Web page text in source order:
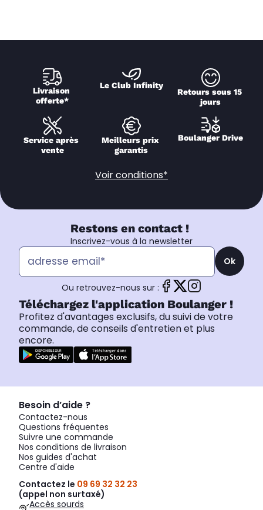
Livraison
offerte*
Le Club Infinity
Retours sous 15
jours
Service après
vente
Meilleurs prix
garantis
Boulanger Drive
Voir conditions*
Restons en contact !
Inscrivez-vous à la newsletter
Ok
Ou retrouvez-nous sur :
Téléchargez l'application Boulanger !
Profitez d'avantages exclusifs, du suivi de votre
commande, de conseils d'entretien et plus
encore.
Besoin d’aide ?
Contactez-nous
Questions fréquentes
Suivre une commande
Nos conditions de livraison
Nos guides d'achat
Centre d'aide
Contactez le 09 69 32 32 23
(appel non surtaxé)
Accès sourds